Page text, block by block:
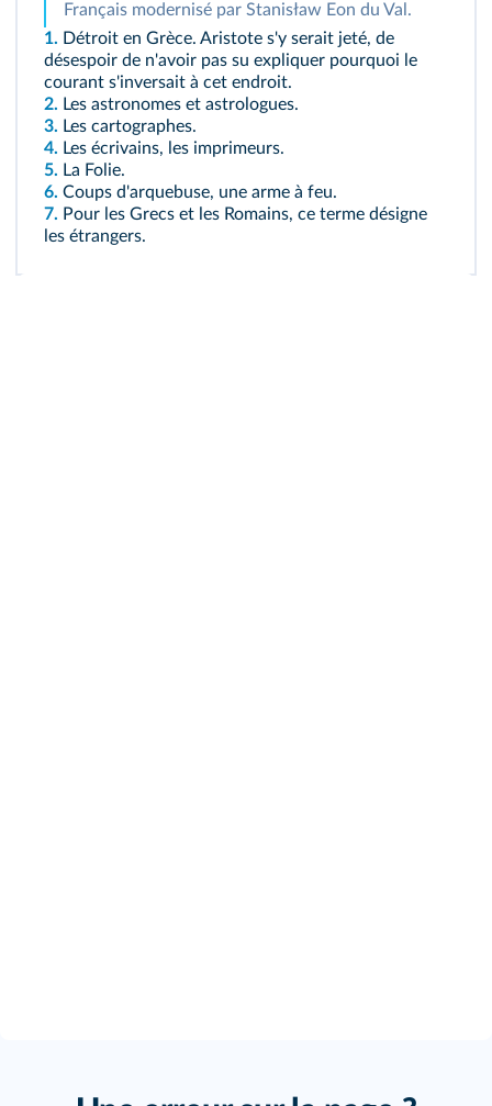
Français modernisé par Stanisław Eon du Val.
1. Détroit en Grèce. Aristote s'y serait jeté, de
désespoir de n'avoir pas su expliquer pourquoi le
courant s'inversait à cet endroit.
2. Les astronomes et astrologues.
3. Les cartographes.
4. Les écrivains, les imprimeurs.
5. La Folie.
6. Coups d'arquebuse, une arme à feu.
7. Pour les Grecs et les Romains, ce terme désigne
les étrangers.